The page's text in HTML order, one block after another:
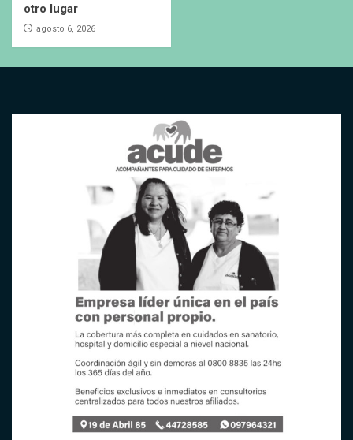
otro lugar
agosto 6, 2026